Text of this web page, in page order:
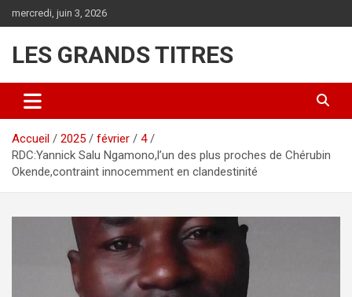
au
mercredi, juin 3, 2026
LES GRANDS TITRES
Accueil 2025 février
4
RDC:Yannick Salu Ngamono,l’un des plus proches de Chérubin
Okende,contraint innocemment en clandestinité